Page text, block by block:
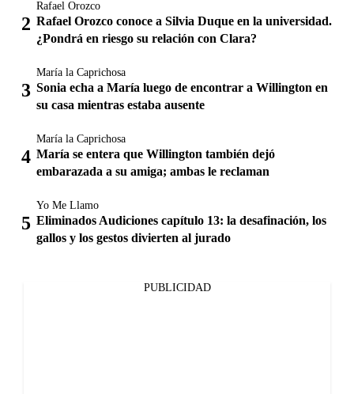
Rafael Orozco
Rafael Orozco conoce a Silvia Duque en la universidad.
¿Pondrá en riesgo su relación con Clara?
María la Caprichosa
Sonia echa a María luego de encontrar a Willington en
su casa mientras estaba ausente
María la Caprichosa
María se entera que Willington también dejó
embarazada a su amiga; ambas le reclaman
Yo Me Llamo
Eliminados Audiciones capítulo 13: la desafinación, los
gallos y los gestos divierten al jurado
PUBLICIDAD